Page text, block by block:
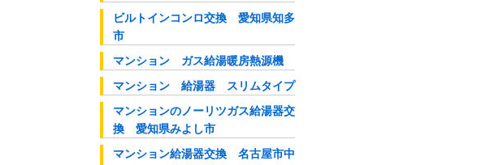
ビルトインコンロ交換 愛知県知多
市
マンション ガス給湯暖房熱源機
マンション 給湯器 スリムタイプ
マンションのノーリツガス給湯器交
換 愛知県みよし市
マンション給湯器交換 名古屋市中